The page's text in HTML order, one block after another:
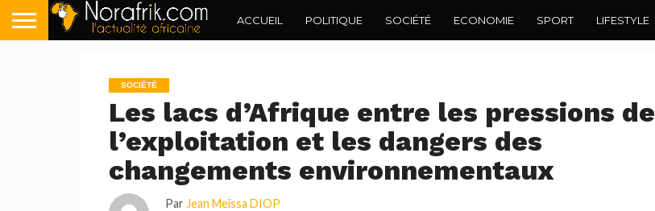
ACCUEIL POLITIQUE SOCIÉTÉ ECONOMIE SPORT LIFESTYLE
SOCIÉTÉ
Les lacs d’Afrique entre les pressions de
l’exploitation et les dangers des
changements environnementaux
Par Jean Meïssa DIOP